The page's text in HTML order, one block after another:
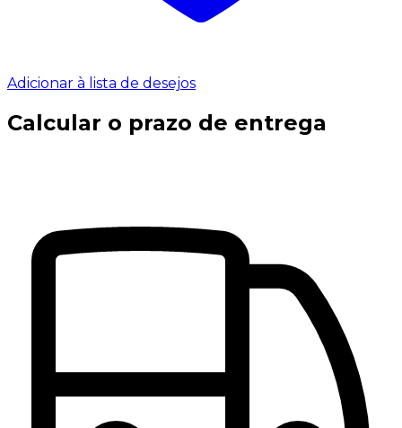
Adicionar à lista de desejos
Calcular o prazo de entrega